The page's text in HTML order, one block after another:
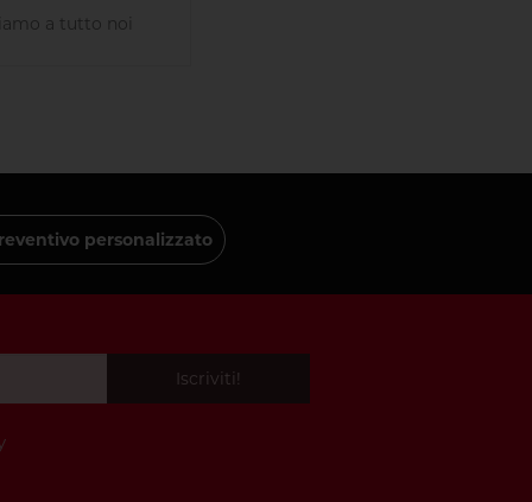
a tutto noi
personalizzato
Iscriviti!